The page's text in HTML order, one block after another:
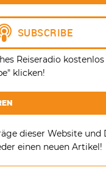
Reiseradio
klicken!
dieser Website und
einen neuen Artikel!